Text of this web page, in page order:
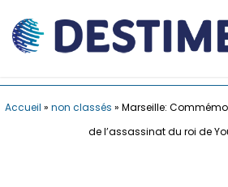
Accueil » non classés » Marseille:
de l’assassinat du roi de